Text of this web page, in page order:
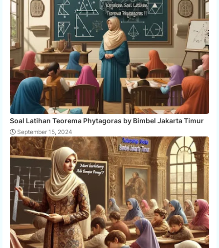
Soal Latihan Teorema Phytagoras by Bimbel Jakarta Timur
September 15, 2024